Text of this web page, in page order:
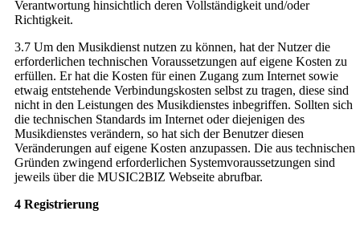
Verantwortung hinsichtlich deren Vollständigkeit und/oder
Richtigkeit.
3.7 Um den Musikdienst nutzen zu können, hat der Nutzer die
erforderlichen technischen Voraussetzungen auf eigene Kosten zu
erfüllen. Er hat die Kosten für einen Zugang zum Internet sowie
etwaig entstehende Verbindungskosten selbst zu tragen, diese sind
nicht in den Leistungen des Musikdienstes inbegriffen. Sollten sich
die technischen Standards im Internet oder diejenigen des
Musikdienstes verändern, so hat sich der Benutzer diesen
Veränderungen auf eigene Kosten anzupassen. Die aus technischen
Gründen zwingend erforderlichen Systemvoraussetzungen sind
jeweils über die MUSIC2BIZ Webseite abrufbar.
4 Registrierung